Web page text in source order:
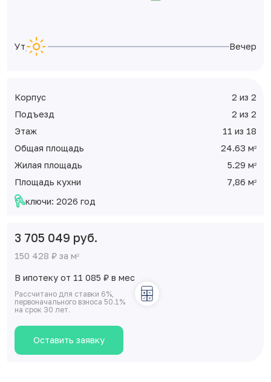
Утро Вечер
Корпус
2 из 2
Подъезд
2 из 2
Этаж
11 из 18
Общая площадь
24.63 м2
Жилая площадь 5.29 м2
Площадь кухни 7,86 м2
ключи: 2026 год
3 705 049 руб.
150 428 ₽ за м2
В ипотеку от 11 085 ₽ в мес
Рассчитано для ставки 6%,
первоначального взноса 50.1%
на срок 30 лет.
Оставить заявку